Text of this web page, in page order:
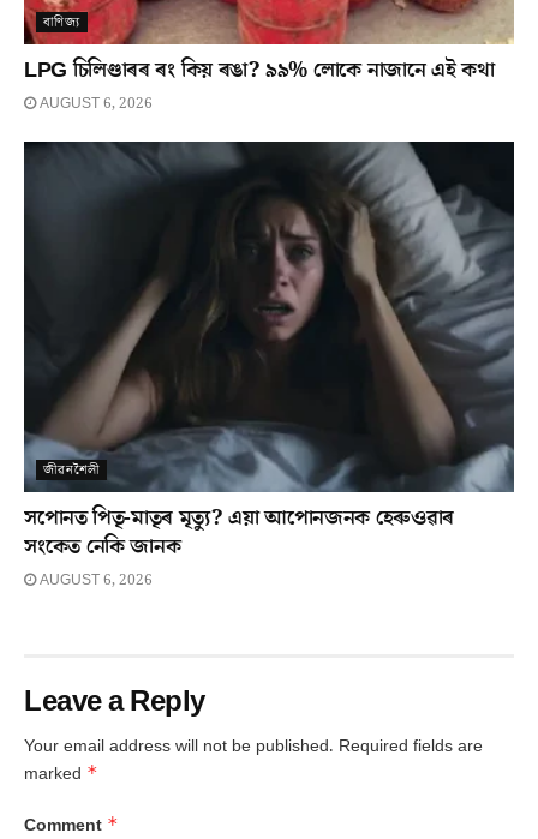
বাণিজ্য
LPG চিলিণ্ডাৰৰ ৰং কিয় ৰঙা? ৯৯% লোকে নাজানে এই কথা
AUGUST 6, 2026
জীৱনশৈলী
সপোনত পিতৃ-মাতৃৰ মৃত্যু? এয়া আপোনজনক হেৰুওৱাৰ
সংকেত নেকি জানক
AUGUST 6, 2026
Leave a Reply
Your email address will not be published. Required fields are
marked *
Comment *